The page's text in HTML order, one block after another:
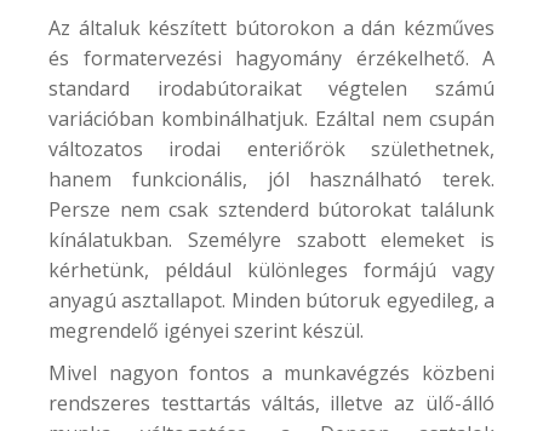
Az általuk készített bútorokon a dán kézműves
és formatervezési hagyomány érzékelhető. A
standard irodabútoraikat végtelen számú
variációban kombinálhatjuk. Ezáltal nem csupán
változatos irodai enteriőrök születhetnek,
hanem funkcionális, jól használható terek.
Persze nem csak sztenderd bútorokat találunk
kínálatukban. Személyre szabott elemeket is
kérhetünk, például különleges formájú vagy
anyagú asztallapot. Minden bútoruk egyedileg, a
megrendelő igényei szerint készül.
Mivel nagyon fontos a munkavégzés közbeni
rendszeres testtartás váltás, illetve az ülő-álló